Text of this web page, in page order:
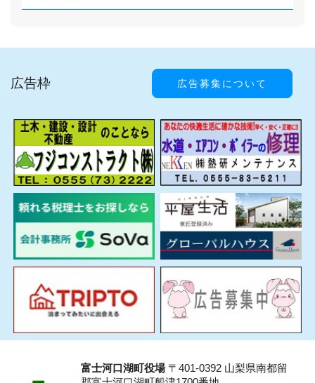
広告枠 広告募集について
富士河口湖町役場〒401-0392 山梨県南都留